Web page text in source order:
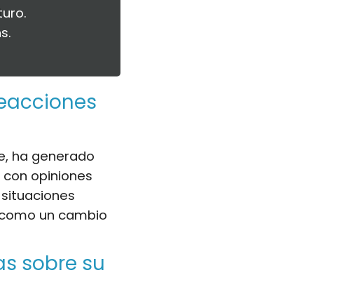
ha generado
opiniones
un cambio
sobre su